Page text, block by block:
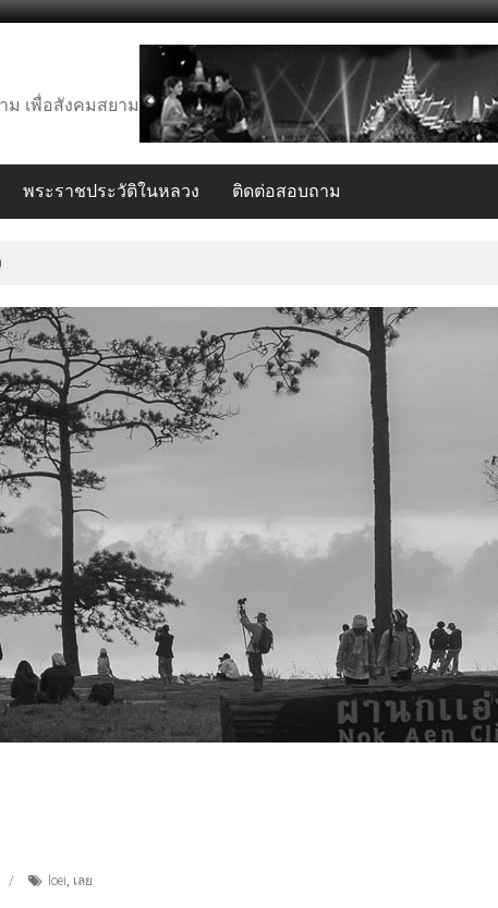
ม เพื่อสังคมสยาม
พระราชประวัติในหลวง ติดต่อสอบถาม
หญ่
loei, เลย